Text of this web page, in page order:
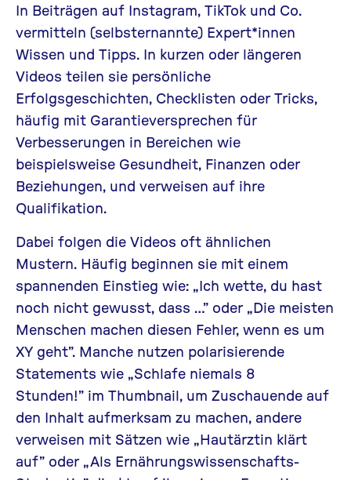
In Beiträgen auf Instagram, TikTok und Co.
vermitteln (selbsternannte) Expert*innen
Wissen und Tipps. In kurzen oder längeren
Videos teilen sie persönliche
Erfolgsgeschichten, Checklisten oder Tricks,
häufig mit Garantieversprechen für
Verbesserungen in Bereichen wie
beispielsweise Gesundheit, Finanzen oder
Beziehungen, und verweisen auf ihre
Qualifikation.
Dabei folgen die Videos oft ähnlichen
Mustern. Häufig beginnen sie mit einem
spannenden Einstieg wie: „Ich wette, du hast
noch nicht gewusst, dass …” oder „Die meisten
Menschen machen diesen Fehler, wenn es um
XY geht”. Manche nutzen polarisierende
Statements wie „Schlafe niemals 8
Stunden!” im Thumbnail, um Zuschauende auf
den Inhalt aufmerksam zu machen, andere
verweisen mit Sätzen wie „Hautärztin klärt
auf” oder „Als Ernährungswissenschafts-